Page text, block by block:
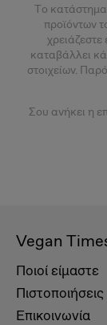
Tο κατάστημα
προϊόντων
καταβάλλει
στοιχείων.
Σου ανήκει η
Vegan
Ποιοί είμαστε
Πιστοποιήσεις
Επικοινωνία